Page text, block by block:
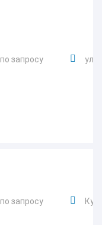
по запросу ул.
по запросу